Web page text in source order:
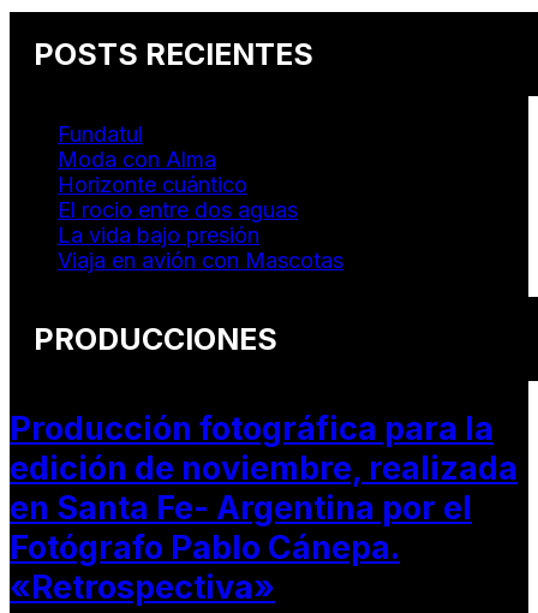
POSTS RECIENTES
Fundatul
Moda con Alma
Horizonte cuántico
El rocio entre dos aguas
La vida bajo presión
Viaja en avión con Mascotas
PRODUCCIONES
Producción fotográfica para la
edición de noviembre, realizada
en Santa Fe- Argentina por el
Fotógrafo Pablo Cánepa.
«Retrospectiva»